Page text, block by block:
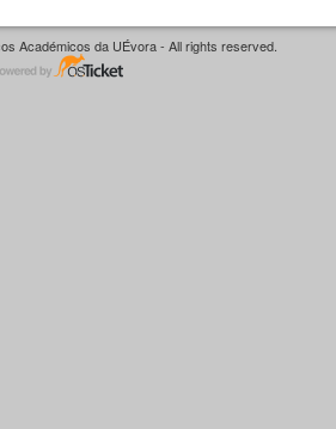
Académicos da UÉvora - All rights reserved.